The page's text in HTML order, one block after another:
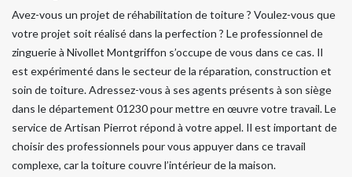
Avez-vous un projet de réhabilitation de toiture ? Voulez-vous que
votre projet soit réalisé dans la perfection ? Le professionnel de
zinguerie à Nivollet Montgriffon s’occupe de vous dans ce cas. Il
est expérimenté dans le secteur de la réparation, construction et
soin de toiture. Adressez-vous à ses agents présents à son siège
dans le département 01230 pour mettre en œuvre votre travail. Le
service de Artisan Pierrot répond à votre appel. Il est important de
choisir des professionnels pour vous appuyer dans ce travail
complexe, car la toiture couvre l’intérieur de la maison.